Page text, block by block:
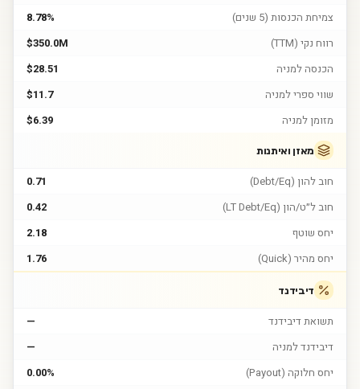
צמיחת הכנסות (5 שנים)
8.78%
רווח נקי (TTM)
$350.0M
הכנסה למניה
$28.51
שווי ספרי למניה
$11.7
מזומן למניה
$6.39
מאזן ואיתנות
חוב להון (Debt/Eq)
0.71
חוב ל״ט/הון (LT Debt/Eq)
0.42
יחס שוטף
2.18
יחס מהיר (Quick)
1.76
דיבידנד
תשואת דיבידנד
—
דיבידנד למניה
—
יחס חלוקה (Payout)
0.00%